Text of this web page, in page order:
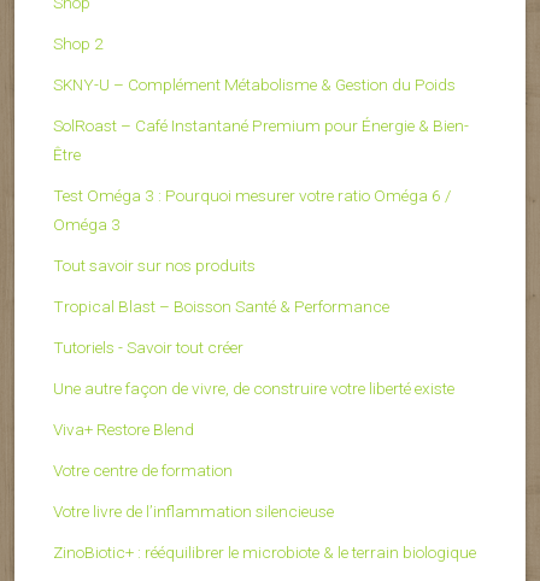
Shop 2
SKNY-U – Complément Métabolisme & Gestion du Poids
SolRoast – Café Instantané Premium pour Énergie & Bien-
Être
Test Oméga 3 : Pourquoi mesurer votre ratio Oméga 6 /
Oméga 3
Tout savoir sur nos produits
Tropical Blast – Boisson Santé & Performance
Tutoriels - Savoir tout créer
Une autre façon de vivre, de construire votre liberté existe
Viva+ Restore Blend
Votre centre de formation
Votre livre de l’inflammation silencieuse
ZinoBiotic+ : rééquilibrer le microbiote & le terrain biologique